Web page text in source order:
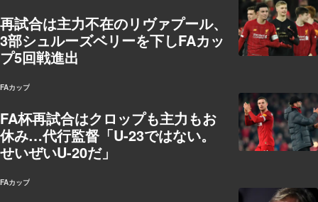
再試合は主力不在のリヴァプール、
3部シュルーズベリーを下しFAカッ
プ5回戦進出
FAカップ
FA杯再試合はクロップも主力もお
休み…代行監督「U-23ではない。
せいぜいU-20だ」
FAカップ